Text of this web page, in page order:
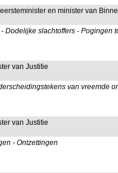
en minister van
Dodelijke slachtoffers - Pogingen
van Justitie
van vreemde
van Justitie
- Ontzettingen